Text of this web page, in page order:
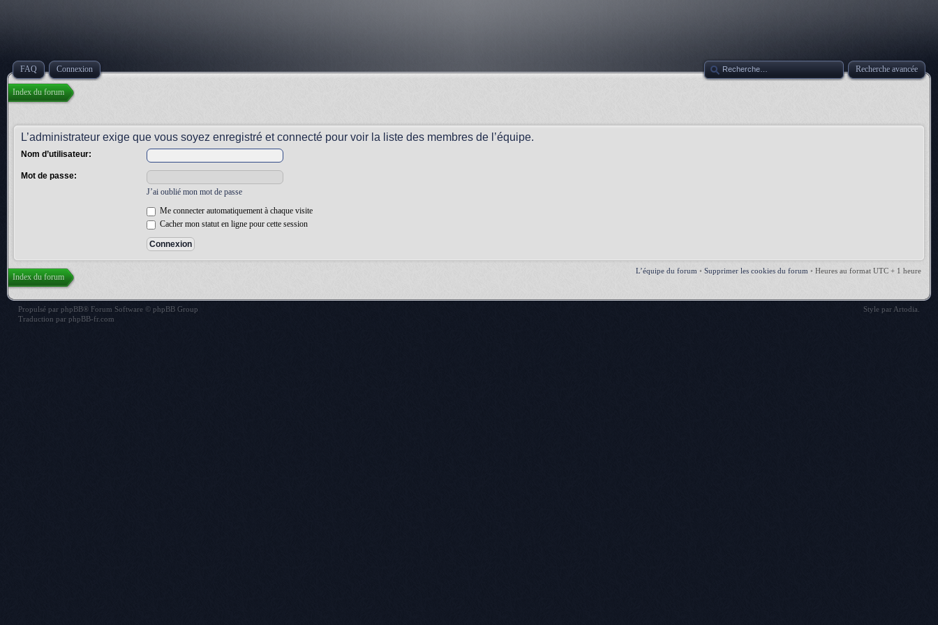
FAQ Connexion Recherche avancée
Index du forum
L’administrateur exige que vous soyez enregistré et connecté pour voir la liste des membres de l’équipe.
Nom d’utilisateur:
Mot de passe:
J’ai oublié mon mot de passe
Me connecter automatiquement à chaque visite
Cacher mon statut en ligne pour cette session
L’équipe du forum • Supprimer les cookies du forum • Heures au format UTC + 1 heure
Index du forum
Propulsé par phpBB® Forum Software © phpBB Group
Traduction par phpBB-fr.com
Style par Artodia